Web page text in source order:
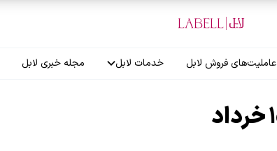
عاملیت‌های فروش لابل خدمات لابل مجله خبری لابل